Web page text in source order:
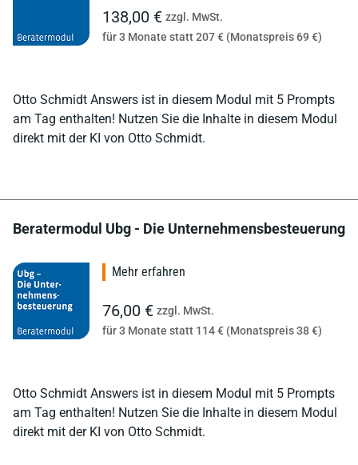
Otto Schmidt Answers ist in diesem Modul mit 5 Prompts
am Tag enthalten! Nutzen Sie die Inhalte in diesem Modul
direkt mit der KI von Otto Schmidt.
138,00 € zzgl. MwSt.
für 3 Monate statt 207 € (Monatspreis 69 €)
Beratermodul Ubg - Die Unternehmensbesteuerung
Otto Schmidt Answers ist in diesem Modul mit 5 Prompts
am Tag enthalten! Nutzen Sie die Inhalte in diesem Modul
direkt mit der KI von Otto Schmidt.
Mehr erfahren
76,00 € zzgl. MwSt.
für 3 Monate statt 114 € (Monatspreis 38 €)